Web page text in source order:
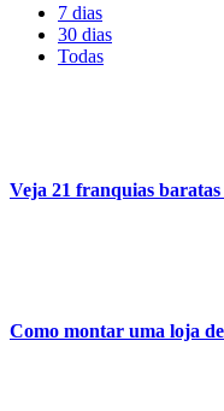
7 dias
30 dias
Todas
Veja 21 franquias
Como montar uma loja de